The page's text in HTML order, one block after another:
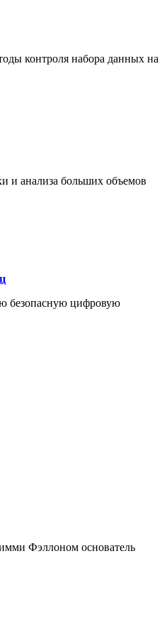
контроля набора данных на
и анализа больших объемов
безопасную цифровую
Фэллоном основатель